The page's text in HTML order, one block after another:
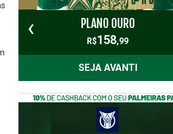
PLANO OURO
R$158,99
‹
SEJA AVANTI